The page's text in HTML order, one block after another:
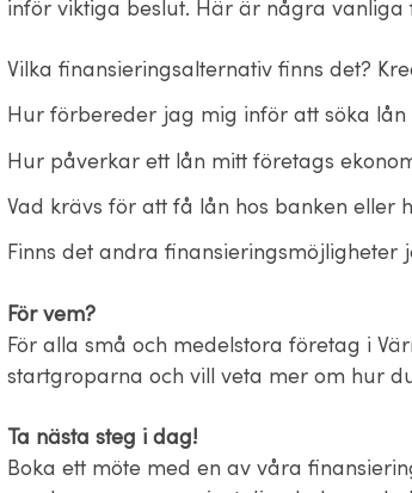
inför viktiga beslut. Här är några
Vilka finansieringsalternativ finns det?
Hur förbereder jag mig inför att söka lån
Hur påverkar ett lån mitt företags
Vad krävs för att få lån hos banken eller
Finns det andra finansieringsmöjligheter
För vem?
För alla små och medelstora företag i
startgroparna och vill veta mer om hur
Ta nästa steg i dag!
Boka ett möte med en av våra